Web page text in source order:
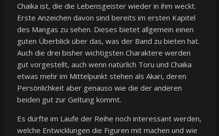
Chaika ist, die die Lebensgeister wieder in ihm weckt.
Erste Anzeichen davon sind bereits im ersten Kapitel
des Mangas zu sehen. Dieses bietet allgemein einen
guten Überblick über das, was der Band zu bieten hat.
Auch die drei bisher wichtigsten Charaktere werden
gut vorgestellt, auch wenn natürlich Toru und Chaika
etwas mehr im Mittelpunkt stehen als Akari, deren
Persönlichkeit aber genauso wie die der anderen
beiden gut zur Geltung kommt.
Es dürfte im Laufe der Reihe noch interessant werden,
welche Entwicklungen die Figuren mit machen und wie